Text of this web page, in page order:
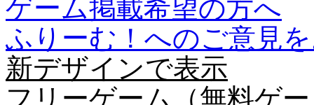
ゲーム掲載希望の方へ
ふりーむ！へのご意見
新デザインで表示
フリーゲーム（無料ゲ